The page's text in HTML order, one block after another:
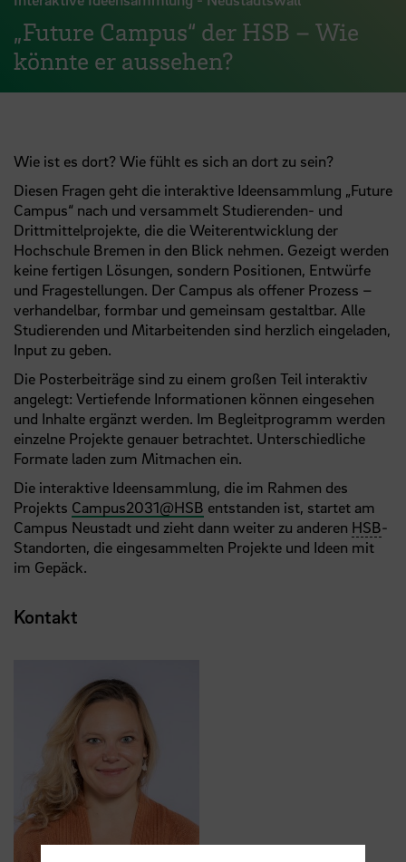
„Future Campus“ der HSB – Wie
könnte er aussehen?
Wie ist es dort? Wie fühlt es sich an dort zu sein?
Diesen Fragen geht die interaktive Ideensammlung „Future
Campus“ nach und versammelt Studierenden- und
Drittmittelprojekte, die die Weiterentwicklung der
Hochschule Bremen in den Blick nehmen. Gezeigt werden
keine fertigen Lösungen, sondern Positionen, Entwürfe
und Fragestellungen. Der Campus als offener Prozess –
verhandelbar, formbar und gemeinsam gestaltbar. Alle
Studierenden und Mitarbeitenden sind herzlich eingeladen,
Input zu geben.
Die Posterbeiträge sind zu einem großen Teil interaktiv
angelegt: Vertiefende Informationen können eingesehen
und Inhalte ergänzt werden. Im Begleitprogramm werden
einzelne Projekte genauer betrachtet. Unterschiedliche
Formate laden zum Mitmachen ein.
Die interaktive Ideensammlung, die im Rahmen des
Projekts Campus2031@HSB entstanden ist, startet am
Campus Neustadt und zieht dann weiter zu anderen HSB-
Standorten, die eingesammelten Projekte und Ideen mit
im Gepäck.
Kontakt